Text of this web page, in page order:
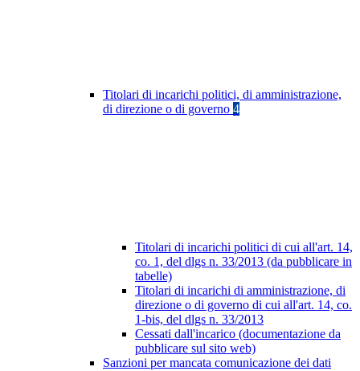
Titolari di incarichi politici, di amministrazione,
di direzione o di governo 4
Titolari di incarichi politici di cui all'art. 14,
co. 1, del dlgs n. 33/2013 (da pubblicare in
tabelle)
Titolari di incarichi di amministrazione, di
direzione o di governo di cui all'art. 14, co.
1-bis, del dlgs n. 33/2013
Cessati dall'incarico (documentazione da
pubblicare sul sito web)
Sanzioni per mancata comunicazione dei dati